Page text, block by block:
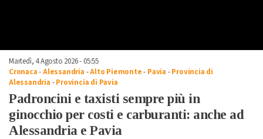
Martedì, 4 Agosto 2026 - 05:55
Cronaca-Alessandria -Alto Piemonte- Pavia -Provincia di
Alessandria -Provincia di Pavia
Padroncini e taxisti sempre più in
ginocchio per costi e carburanti: anche ad
Alessandria e Pavia